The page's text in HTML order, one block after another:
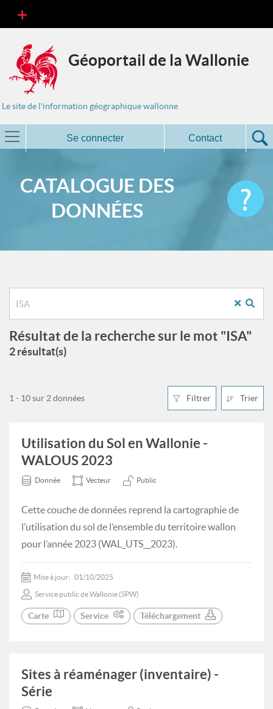
Géoportail de la Wallonie
Le site de l'information géographique wallonne
Se connecter Contact
CATALOGUE DES
DONNÉES
Résultat de la recherche sur le mot "ISA"
2 résultat(s)
Filtrer Trier
1 - 10 sur 2 données
Utilisation du Sol en Wallonie -
WALOUS 2023
Donnée Vecteur Public
Cette couche de données reprend la cartographie de
l’utilisation du sol de l’ensemble du territoire wallon
pour l’année 2023 (WAL_UTS__2023).
Mise à jour: 01/10/2025
Service public de Wallonie (SPW)
Carte Service Téléchargement
Sites à réaménager (inventaire) -
Série